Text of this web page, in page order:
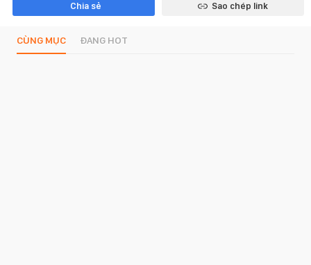
Chia sẻ Sao chép link
CÙNG MỤC ĐANG HOT